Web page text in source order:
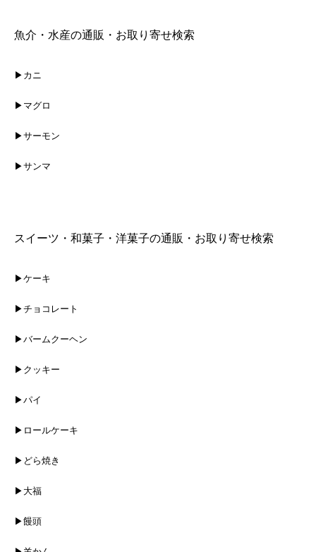
魚介・水産の通販・お取り寄せ検索
▶カニ
▶マグロ
▶サーモン
▶サンマ
スイーツ・和菓子・洋菓子の通販・お取り寄せ検索
▶ケーキ
▶チョコレート
▶バームクーヘン
▶クッキー
▶パイ
▶ロールケーキ
▶どら焼き
▶大福
▶饅頭